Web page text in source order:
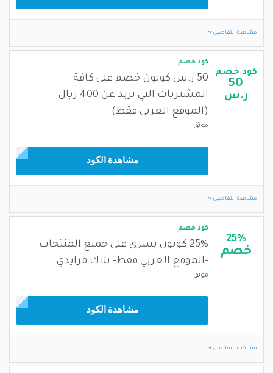
مشاهدة التفاصيل
كود خصم
50
ر.س
كود خصم
50 ر.س كوبون خصم على كافة
المشتريات التي تزيد عن 400 ريال
(الموقع العربي فقط)
موثق
مشاهدة الكود
مشاهدة التفاصيل
25%
خصم
كود خصم
25% كوبون يسري على جميع المنتجات
-الموقع العربي فقط- بلاك فرايدي
موثق
مشاهدة الكود
مشاهدة التفاصيل